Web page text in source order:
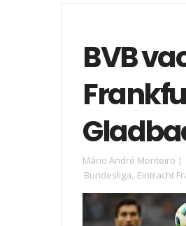
BVB
Mário André Monteiro |
Bundesliga, Eintracht